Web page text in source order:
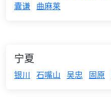
囊谦 曲麻莱
宁夏
银川 石嘴山 吴忠 固原